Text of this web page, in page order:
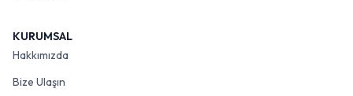
KURUMSAL
Hakkımızda
Bize Ulaşın